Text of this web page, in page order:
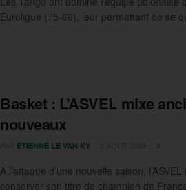
Euroligue (75-66), leur permettant de se
Basket : L’ASVEL mixe
nouveaux
ETIENNE LE VAN KY
A l’attaque d’une nouvelle saison,
conserver son titre de champion de